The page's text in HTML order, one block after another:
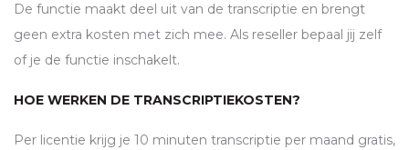
De functie maakt deel uit van de transcriptie en brengt
geen extra kosten met zich mee. Als reseller bepaal jij zelf
of je de functie inschakelt.
HOE WERKEN DE TRANSCRIPTIEKOSTEN?
Per licentie krijg je 10 minuten transcriptie per maand gratis,